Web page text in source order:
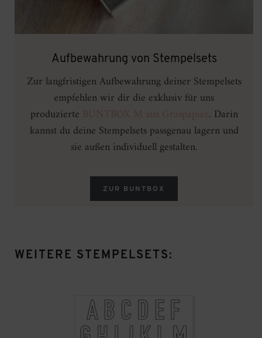
Aufbewahrung von Stempelsets
Zur langfristigen Aufbewahrung deiner Stempelsets
empfehlen wir dir die exklusiv für uns
produzierte BUNTBOX M aus Graspapier. Darin
kannst du deine Stempelsets passgenau lagern und
sie außen individuell gestalten.
ZUR BUNTBOX
WEITERE STEMPELSETS: